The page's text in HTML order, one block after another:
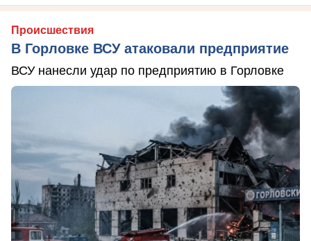
Происшествия
В Горловке ВСУ атаковали предприятие
ВСУ нанесли удар по предприятию в Горловке